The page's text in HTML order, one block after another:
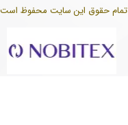
تمام حقوق این سایت محفوظ